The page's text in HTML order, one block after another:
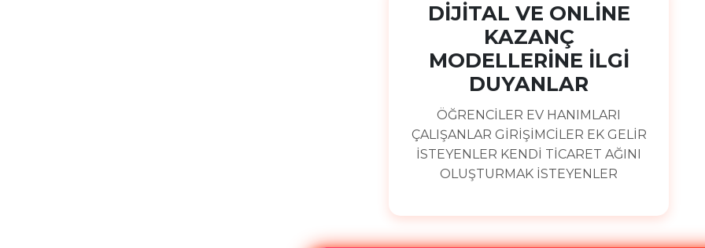
DİJİTAL VE ONLİNE
KAZANÇ
MODELLERİNE İLGİ
DUYANLAR
ÖĞRENCİLER EV HANIMLARI
ÇALIŞANLAR GİRİŞİMCİLER EK GELİR
İSTEYENLER KENDİ TİCARET AĞINI
OLUŞTURMAK İSTEYENLER